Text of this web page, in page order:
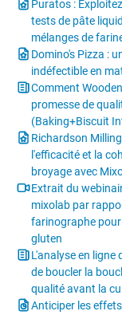
Puratos :
tests de pâte
mélanges de
Domino's Pizza :
indéfectible en
Comment
promesse de
(Baking+Biscuit
Richardson
l'efficacité et la
broyage avec
Extrait du
mixolab par
farinographe
gluten
L'analyse en ligne
de boucler la
qualité avant la
Anticiper les